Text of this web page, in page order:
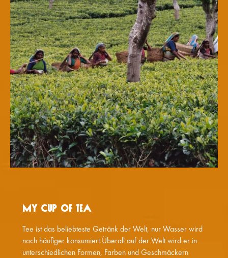
My Cup of Tea
Tee ist das beliebteste Getränk der Welt, nur Wasser wird
noch häufiger konsumiert.Überall auf der Welt wird er in
unterschiedlichen Formen, Farben und Geschmäckern